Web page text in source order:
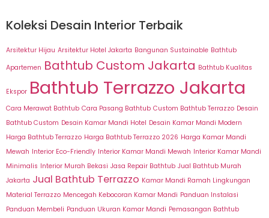
Koleksi Desain Interior Terbaik
Arsitektur Hijau Arsitektur Hotel Jakarta Bangunan Sustainable Bathtub
Apartemen Bathtub Custom Jakarta Bathtub Kualitas
Ekspor Bathtub Terrazzo Jakarta
Cara Merawat Bathtub Cara Pasang Bathtub Custom Bathtub Terrazzo Desain
Bathtub Custom Desain Kamar Mandi Hotel Desain Kamar Mandi Modern
Harga Bathtub Terrazzo Harga Bathtub Terrazzo 2026 Harga Kamar Mandi
Mewah Interior Eco-Friendly Interior Kamar Mandi Mewah Interior Kamar Mandi
Minimalis Interior Murah Bekasi Jasa Repair Bathtub Jual Bathtub Murah
Jakarta Jual Bathtub Terrazzo Kamar Mandi Ramah Lingkungan
Material Terrazzo Mencegah Kebocoran Kamar Mandi Panduan Instalasi
Panduan Membeli Panduan Ukuran Kamar Mandi Pemasangan Bathtub